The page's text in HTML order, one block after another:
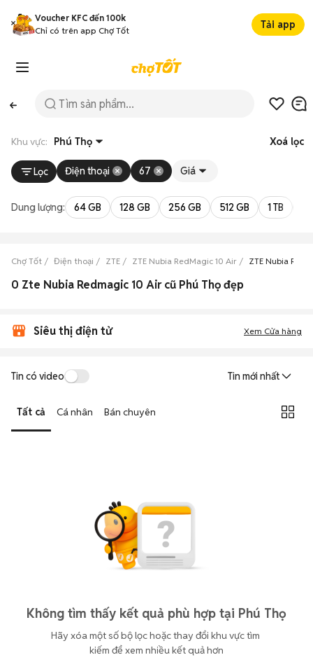
Voucher KFC đến 100k
Chỉ có trên app Chợ Tốt
Tải app
Khu vực: Phú Thọ Xoá lọc
Lọc Điện thoại 67 Giá
Dung lượng: 64 GB 128 GB 256 GB 512 GB 1 TB
Chợ Tốt Điện thoại ZTE ZTE Nubia RedMagic 10 Air ZTE Nubia
0 Zte Nubia Redmagic 10 Air cũ Phú Thọ đẹp
Siêu thị điện tử Xem Cửa hàng
Tin có video Tin mới nhất
Tất cả Cá nhân Bán chuyên
Không tìm thấy kết quả phù hợp tại Phú Thọ
Hãy xóa một số bộ lọc hoặc thay đổi khu vực tìm
kiếm để xem nhiều kết quả hơn